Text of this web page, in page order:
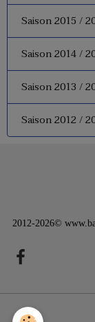
Saison 2015 /
Saison 2014 /
Saison 2013 /
Saison 2012 /
2012-2026©